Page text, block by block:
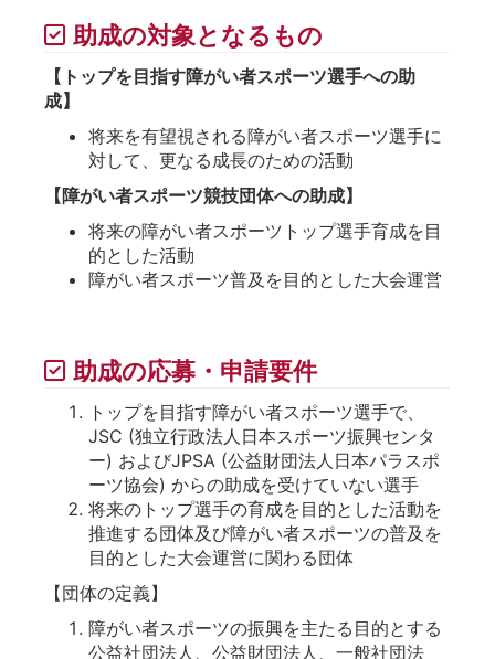
助成の対象となるもの
【トップを目指す障がい者スポーツ選手への助
成】
将来を有望視される障がい者スポーツ選手に
対して、更なる成長のための活動
【障がい者スポーツ競技団体への助成】
将来の障がい者スポーツトップ選手育成を目
的とした活動
障がい者スポーツ普及を目的とした大会運営
助成の応募・申請要件
トップを目指す障がい者スポーツ選手で、
JSC (独立行政法人日本スポーツ振興センタ
ー) およびJPSA (公益財団法人日本パラスポ
ーツ協会) からの助成を受けていない選手
将来のトップ選手の育成を目的とした活動を
推進する団体及び障がい者スポーツの普及を
目的とした大会運営に関わる団体
【団体の定義】
障がい者スポーツの振興を主たる目的とする
公益社団法人、公益財団法人、一般社団法